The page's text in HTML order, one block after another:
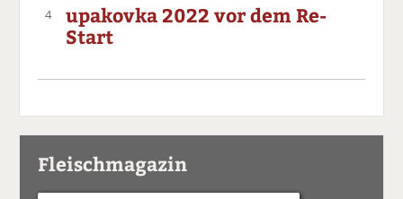
4
upakovka 2022 vor dem Re-
Start
Fleischmagazin